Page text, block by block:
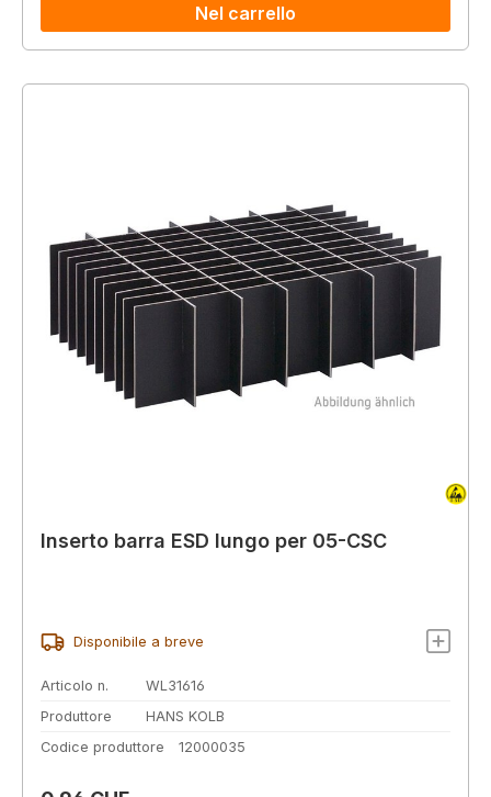
Nel carrello
Inserto barra ESD lungo per 05-CSC
Disponibile a breve
Articolo n.
WL31616
Produttore
HANS KOLB
Codice produttore
12000035